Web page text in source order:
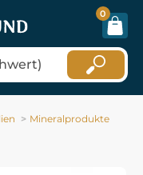
0
Mineralprodukte